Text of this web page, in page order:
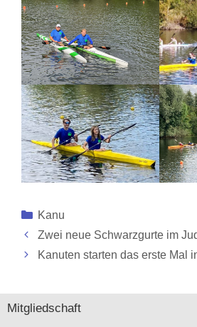
Kategorien
Kanu
Zwei neue Schwarzgurte im
Kanuten starten das erste Mal
Mitgliedschaft